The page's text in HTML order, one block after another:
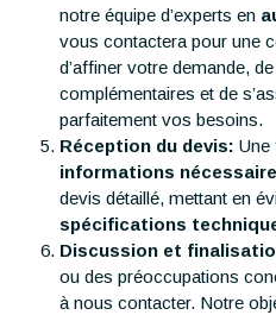
notre équipe d’experts en
vous contactera pour une
d’affiner votre demande,
complémentaires et de
parfaitement vos besoins.
Réception du devis: Une
informations
devis détaillé, mettant en
spécifications
Discussion et
ou des préoccupations
à nous contacter. Notre